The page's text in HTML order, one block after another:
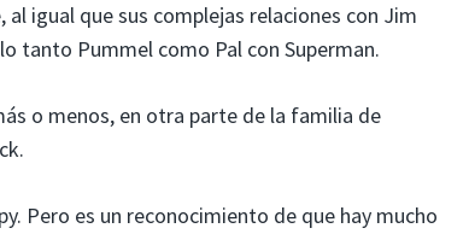
igual que sus complejas relaciones con Jim
tanto Pummel como Pal con Superman.
o menos, en otra parte de la familia de
Pero es un reconocimiento de que hay mucho